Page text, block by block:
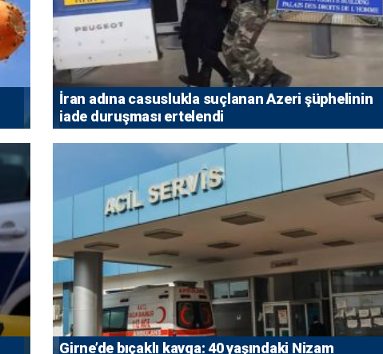
İran adına casuslukla suçlanan Azeri şüphelinin
iade duruşması ertelendi
Girne’de bıçaklı kavga: 40 yaşındaki Nizam